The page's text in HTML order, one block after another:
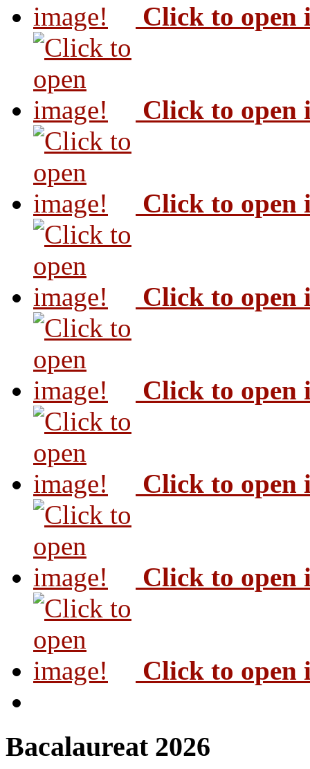
Click to open
Click to open
Click to open
Click to open
Click to open
Click to open
Click to open
Click to open
Bacalaureat 2026